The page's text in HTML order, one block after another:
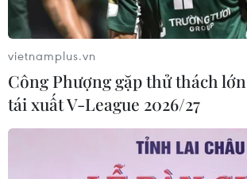
vietnamplus.vn
Công Phượng gặp thử thách
tái xuất V-League 2026/27